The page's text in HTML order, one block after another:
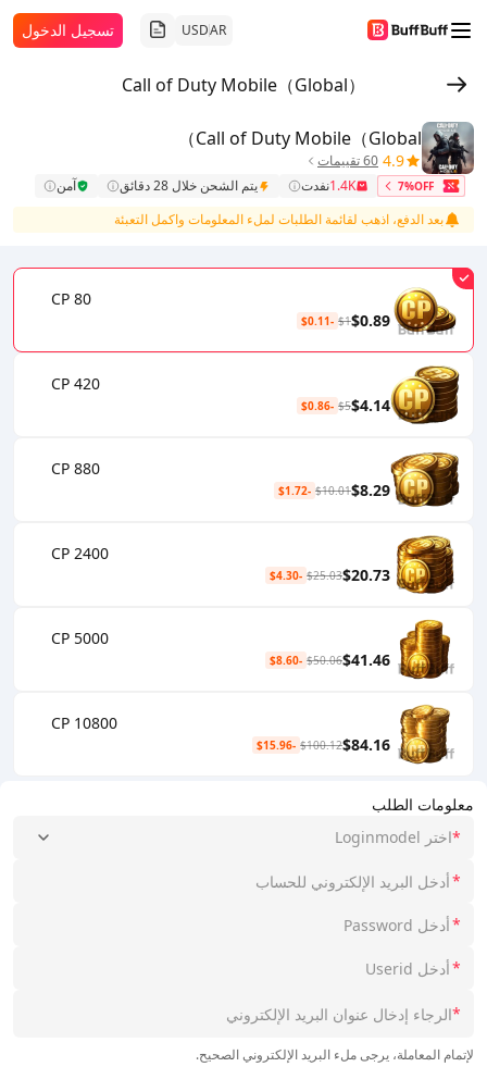
AR
USD تسجيل الدخول
Call of Duty Mobile（Global）
معلومات الطلب
*اختر Loginmodel
*
*
*
*
لإتمام المعاملة، يرجى ملء البريد الإلكتروني الصحيح.
Call of Duty Mobile（Global）
4.9 60 تقييمات
7%OFF
1.4Kنفدت يتم الشحن خلال 28 دقائق
آمن
بعد الدفع، اذهب لقائمة الطلبات لملء المعلومات واكمل التعبئة
80 CP
$0.89
$1
-$0.11
420 CP
$4.14
$5
-$0.86
880 CP
$8.29
$10.01
-$1.72
2400 CP
$20.73
$25.03
-$4.30
5000 CP
$41.46
$50.06
-$8.60
10800 CP
$84.16
$100.12
-$15.96